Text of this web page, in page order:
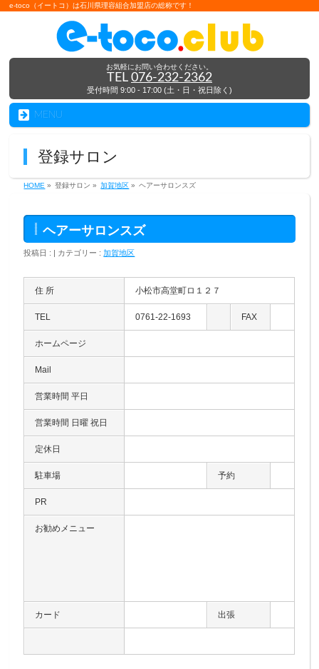
e-toco（イートコ）は石川県理容組合加盟店の総称です！
お気軽にお問い合わせください。
TEL 076-232-2362
受付時間 9:00 - 17:00 (土・日・祝日除く)
MENU
登録サロン
HOME » 登録サロン » 加賀地区 » ヘアーサロンスズ
ヘアーサロンスズ
投稿日 : | カテゴリー :加賀地区
住 所 小松市高堂町ロ１２７
TEL 0761-22-1693 FAX
ホームページ
Mail
営業時間 平日
営業時間 日曜 祝日
定休日
駐車場 予約
PR
お勧めメニュー
カード 出張